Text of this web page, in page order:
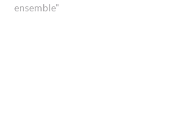
ensemble"